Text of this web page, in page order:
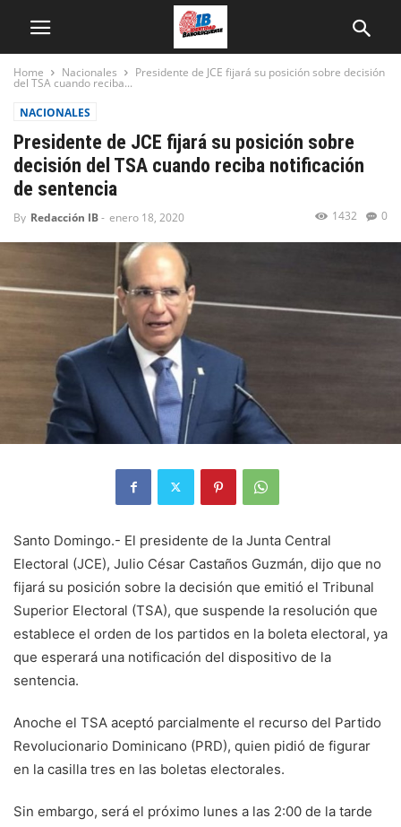
Home Nacionales Presidente de JCE fijará su posición sobre decisión
del TSA cuando reciba...
NACIONALES
Presidente de JCE fijará su posición sobre
decisión del TSA cuando reciba notificación
de sentencia
By Redacción IB- enero 18, 2020 0
1432
Santo Domingo.- El presidente de la Junta Central
Electoral (JCE), Julio César Castaños Guzmán, dijo que no
fijará su posición sobre la decisión que emitió el Tribunal
Superior Electoral (TSA), que suspende la resolución que
establece el orden de los partidos en la boleta electoral, ya
que esperará una notificación del dispositivo de la
sentencia.
Anoche el TSA aceptó parcialmente el recurso del Partido
Revolucionario Dominicano (PRD), quien pidió de figurar
en la casilla tres en las boletas electorales.
Sin embargo, será el próximo lunes a las 2:00 de la tarde